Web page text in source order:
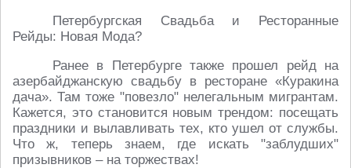
Петербургская Свадьба и Ресторанные
Рейды: Новая Мода?
Ранее в Петербурге также прошел рейд на
азербайджанскую свадьбу в ресторане «Куракина
дача». Там тоже "повезло" нелегальным мигрантам.
Кажется, это становится новым трендом: посещать
праздники и вылавливать тех, кто ушел от службы.
Что ж, теперь знаем, где искать "заблудших"
призывников – на торжествах!